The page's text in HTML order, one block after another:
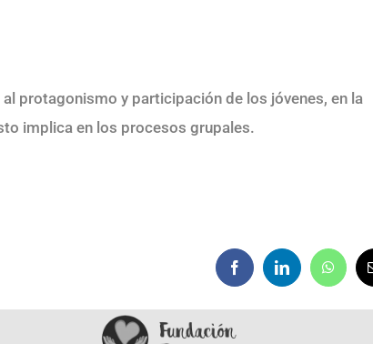
protagonismo y participación de los jóvenes, en la
implica en los procesos grupales.
FacebookLinkedIn